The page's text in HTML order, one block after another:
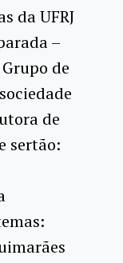
da UFRJ
–
de
de
sertão: